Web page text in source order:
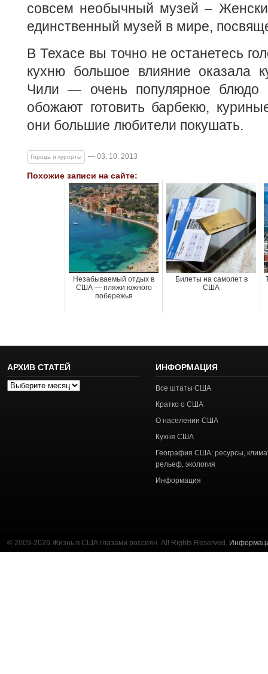
совсем необычный музей –
единственный музей в мире,
В Техасе вы точно не останетесь
кухню большое влияние оказала
Чили — очень популярное блюдо
обожают готовить барбекю,
они большие любители покушать.
Города и курорты — 03. 10. 2013
Похожие записи на сайте:
Незабываемый отдых в
США — пляжи южного
побережья
Билеты на самолет в
США
АРХИВ СТАТЕЙ
Архив
ИНФОРМАЦИЯ
Все штаты США
Кратко о США
О населении США
Кухня США
География США: ресурсы,
рельеф, экология
Информация
© 2009-2026 Жизнь в США глазами россиян. All Rights Reserved.